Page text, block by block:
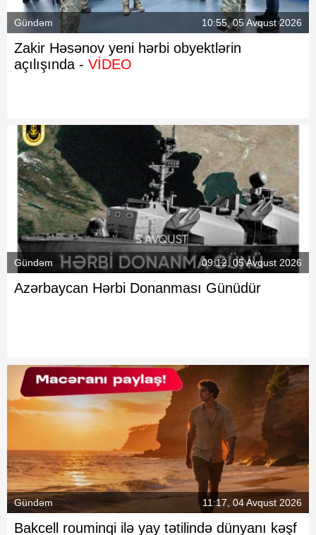
Gündəm 10:55, 05 Avqust 2026
Zakir Həsənov yeni hərbi obyektlərin
açılışında - VİDEO
Gündəm 09:12, 05 Avqust 2026
Azərbaycan Hərbi Donanması Günüdür
Gündəm 11:17, 04 Avqust 2026
Bakcell rouminqi ilə yay tətilində dünyanı kəşf